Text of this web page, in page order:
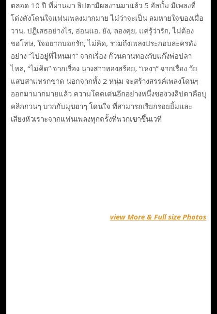
ตลอด 10 ปี ที่ผ่านมา ลิปตามีผลงานมาแล้ว 5 อัลบั้ม มีเพลงที่
โด่งดังโดนใจแฟนเพลงมากมาย ไม่ว่าจะเป็น ลมหายใจของเมื่อ
วาน, ปฎิเสธอย่างไร, อ่อนแอ, ยัง, ลองคุย, แค่รู้ว่ารัก, ไม่ต้อง
ขอโทษ, ใจอยากบอกรัก, ไม่คิด, รวมถึงเพลงประกอบละครดัง
อย่าง “ไปอยู่ที่ไหนมา” จากเรื่อง ก๊วนคานทองกับแก๊งพ่อปลา
ไหล, “ไม่คิด” จากเรื่อง นางสาวทองสร้อย, “เหงา” จากเรื่อง วัย
แสบสาแหรกขาด นอกจากทั้ง 2 หนุ่ม จะสร้างสรรค์เพลงโดนๆ
ออกมามากมายแล้ว ความโดดเด่นอีกอย่างหนึ่งของวงลิปตาคือบุ
คลิกกวนๆ บวกกับมุขฮาๆ โดนใจ ที่สามารถเรียกรอยยิ้มและ
เสียงหัวเราะจากแฟนเพลงทุกครั้งที่พวกเขาขึ้นเวที
view More & Full size Photos